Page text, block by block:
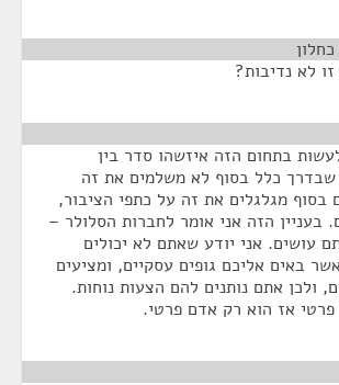
בתחום הזה איזשהו סדר בין
שבדרך כלל בסוף לא משלמים את זה
מגלגלים את זה על כתפי הציבור,
בעניין הזה אני אומר לחברות הסלולר –
עושים. אני יודע שאתם לא יכולים
באים אליכם גופים עסקיים, ומציעים
ולכן אתם נותנים להם הצעות נוחות.
אז הוא רק אדם פרטי.